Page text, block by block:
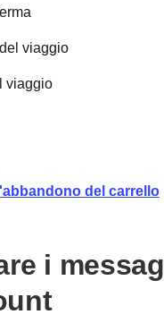
viaggio
viaggio
l'abbandono del carrello
i